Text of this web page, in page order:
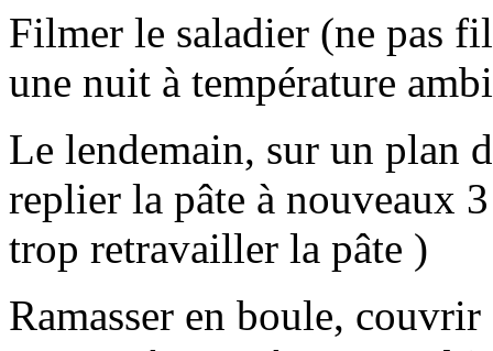
Filmer le saladier (ne pas
une nuit à température
Le lendemain, sur un plan
replier la pâte à nouveaux
trop retravailler la pâte )
Ramasser en boule,